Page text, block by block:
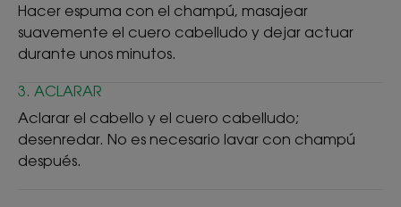
Hacer espuma con el champú, masajear
suavemente el cuero cabelludo y dejar actuar
durante unos minutos.
3. ACLARAR
Aclarar el cabello y el cuero cabelludo;
desenredar. No es necesario lavar con champú
después.